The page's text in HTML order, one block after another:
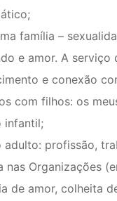
família –
e amor. A serviço
e conexão
com filhos: os
infantil;
adulto: profissão,
nas Organizações
de amor, colheita